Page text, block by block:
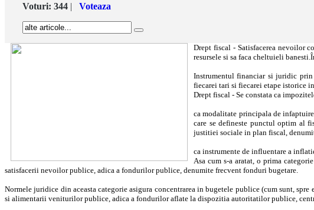
Voturi: 344 | Voteaza
Drept fiscal - Satisfacerea nevoilor
resursele si sa faca cheltuieli
Instrumentul financiar si juridic
fiecarei tari si fiecarei etape istorice in
Drept fiscal - Se constata ca
ca modalitate principala de
care se defineste punctul optim al
justitiei sociale in plan fiscal,
ca instrumente de influentare a
Asa cum s-a aratat, o prima
satisfacerii nevoilor publice, adica a fondurilor publice, denumite frecvent fonduri bugetare.
Normele juridice din aceasta categorie asigura concentrarea in bugetele publice (cum sunt,
si alimentarii veniturilor publice, adica a fondurilor aflate la dispozitia autoritatilor publice,